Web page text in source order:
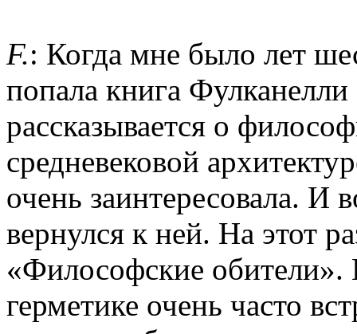
F.: Когда мне было лет
попала книга
рассказывается о
средневековой
очень заинтересовала. И
вернулся к ней. На этот
«Философские
герметике очень часто